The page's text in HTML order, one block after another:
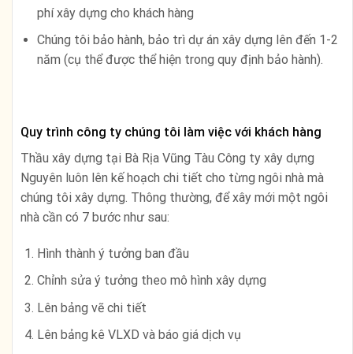
phí xây dựng cho khách hàng
Chúng tôi bảo hành, bảo trì dự án xây dựng lên đến 1-2
năm (cụ thể được thể hiện trong quy định bảo hành).
Quy trình công ty chúng tôi làm việc với khách hàng
Thầu xây dựng tại Bà Rịa Vũng Tàu Công ty xây dựng
Nguyên luôn lên kế hoạch chi tiết cho từng ngôi nhà mà
chúng tôi xây dựng. Thông thường, để xây mới một ngôi
nhà cần có 7 bước như sau:
Hình thành ý tưởng ban đầu
Chỉnh sửa ý tưởng theo mô hình xây dựng
Lên bảng vẽ chi tiết
Lên bảng kê VLXD và báo giá dịch vụ